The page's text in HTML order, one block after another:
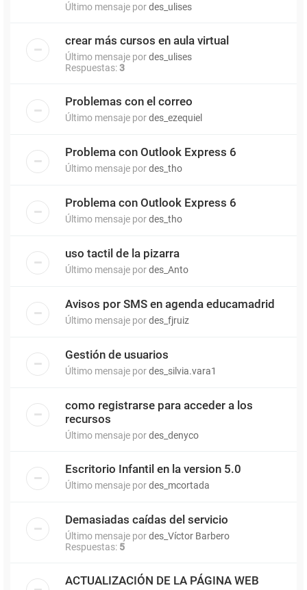
Último mensaje pordes_ulises
crear más cursos en aula virtual
Último mensaje pordes_ulises
Respuestas:3
Problemas con el correo
Último mensaje pordes_ezequiel
Problema con Outlook Express 6
Último mensaje pordes_tho
Problema con Outlook Express 6
Último mensaje pordes_tho
uso tactil de la pizarra
Último mensaje pordes_Anto
Avisos por SMS en agenda educamadrid
Último mensaje pordes_fjruiz
Gestión de usuarios
Último mensaje pordes_silvia.vara1
como registrarse para acceder a los
recursos
Último mensaje pordes_denyco
Escritorio Infantil en la version 5.0
Último mensaje pordes_mcortada
Demasiadas caídas del servicio
Último mensaje pordes_Víctor Barbero
Respuestas: 5
ACTUALIZACIÓN DE LA PÁGINA WEB